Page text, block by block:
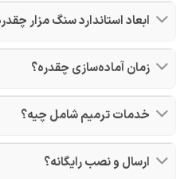
ابعاد استاندارد سنگ مزار چقدره؟
زمان آماده‌سازی چقدره؟
خدمات ترمیم شامل چیه؟
ارسال و نصب رایگانه؟